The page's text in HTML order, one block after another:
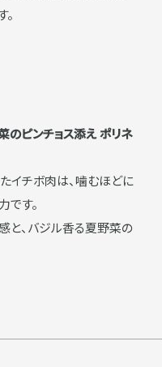
のピンチョス添えポリネ
イチボ肉は、噛むほどに
です。
と、バジル香る夏野菜の